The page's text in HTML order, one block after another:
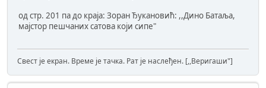
од стр. 201 па до краја: Зоран Ђукановић: ,,Дино Батаља,
мајстор пешчаних сатова који сипе"
Свест је екран. Време је тачка. Рат је наслеђен. [,,Веригаши"]